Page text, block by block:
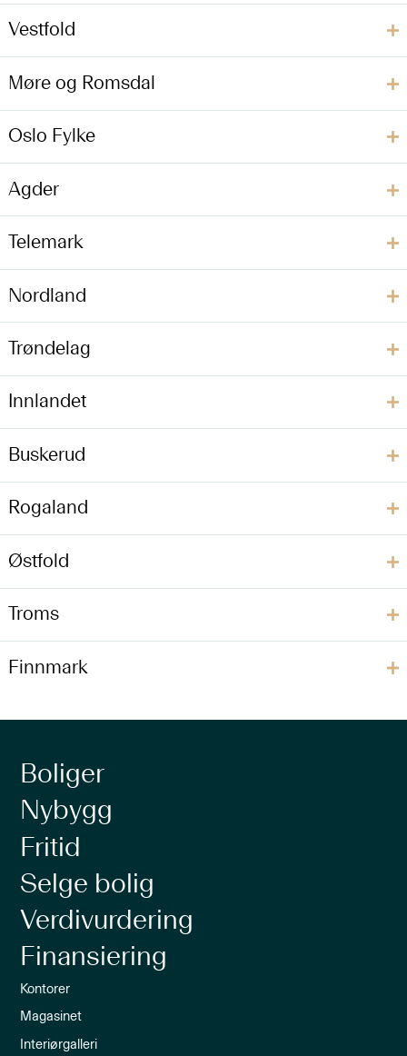
Vestfold
Møre og Romsdal
Oslo Fylke
Agder
Telemark
Nordland
Trøndelag
Innlandet
Buskerud
Rogaland
Østfold
Troms
Finnmark
Boliger
Nybygg
Fritid
Selge bolig
Verdivurdering
Finansiering
Kontorer
Magasinet
Interiørgalleri